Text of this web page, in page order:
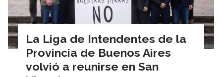
La Liga de Intendentes de la
Provincia de Buenos Aires
volvió a reunirse en San